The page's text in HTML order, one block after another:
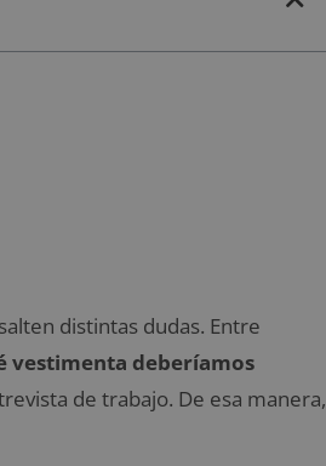
distintas dudas. Entre
vestimenta deberíamos
de trabajo. De esa manera,